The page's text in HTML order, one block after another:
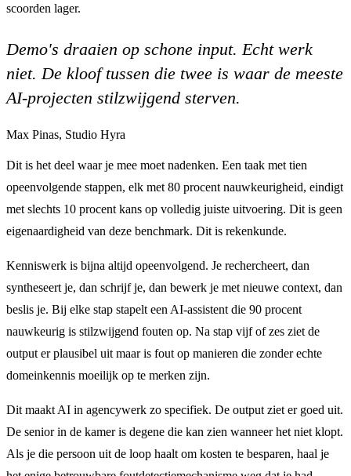
scoorden lager.
Demo's draaien op schone input. Echt werk
niet. De kloof tussen die twee is waar de meeste
AI-projecten stilzwijgend sterven.
Max Pinas, Studio Hyra
Dit is het deel waar je mee moet nadenken. Een taak met tien
opeenvolgende stappen, elk met 80 procent nauwkeurigheid, eindigt
met slechts 10 procent kans op volledig juiste uitvoering. Dit is geen
eigenaardigheid van deze benchmark. Dit is rekenkunde.
Kenniswerk is bijna altijd opeenvolgend. Je rechercheert, dan
syntheseert je, dan schrijf je, dan bewerk je met nieuwe context, dan
beslis je. Bij elke stap stapelt een AI-assistent die 90 procent
nauwkeurig is stilzwijgend fouten op. Na stap vijf of zes ziet de
output er plausibel uit maar is fout op manieren die zonder echte
domeinkennis moeilijk op te merken zijn.
Dit maakt AI in agencywerk zo specifiek. De output ziet er goed uit.
De senior in de kamer is degene die kan zien wanneer het niet klopt.
Als je die persoon uit de loop haalt om kosten te besparen, haal je